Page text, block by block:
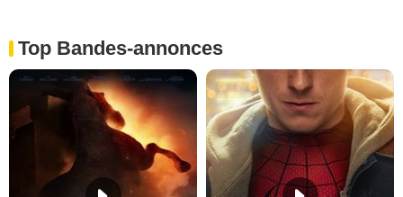
Top Bandes-annonces